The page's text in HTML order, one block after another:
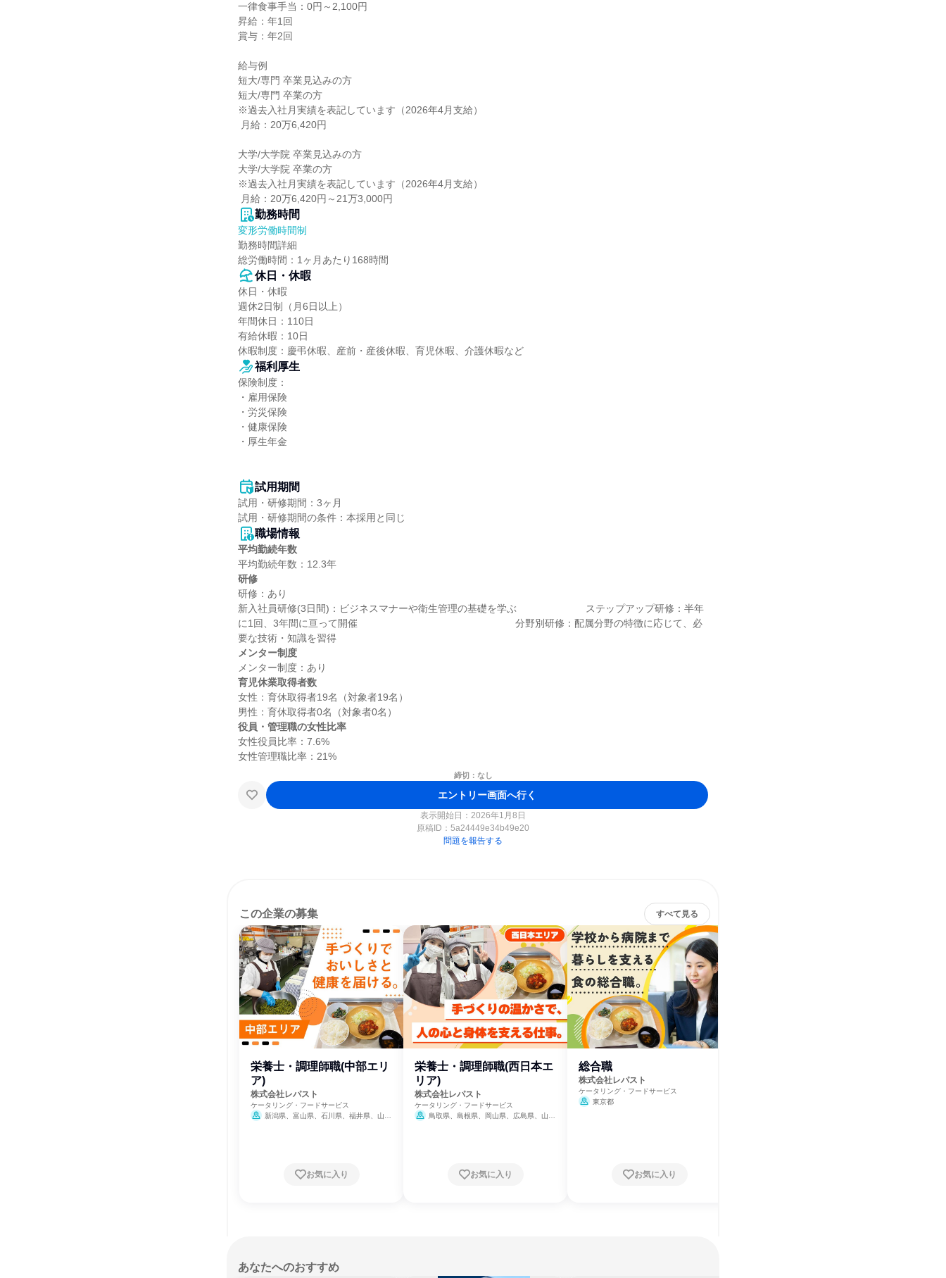
一律食事手当：0円～2,100円
昇給：年1回
賞与：年2回
給与例
短大/専門 卒業見込みの方
短大/専門 卒業の方
※過去入社月実績を表記しています（2026年4月支給）
大学/大学院 卒業見込みの方
大学/大学院 卒業の方
※過去入社月実績を表記しています（2026年4月支給）
月給：20万6,420円～21万3,000円
勤務時間
変形労働時間制
勤務時間詳細
総労働時間：1ヶ月あたり168時間
休日・休暇
休日・休暇
週休2日制（月6日以上）
年間休日：110日
有給休暇：10日
休暇制度：慶弔休暇、産前・産後休暇、育児休暇、介護休暇など
福利厚生
保険制度：
・雇用保険
・労災保険
・健康保険
・厚生年金
試用期間
試用・研修期間：3ヶ月
職場情報
平均勤続年数
研修
研修：あり
新入社員研修(3日間)：ビジネスマナーや衛生管理の基礎を学ぶ　　　　　　　ステップアップ研修：半年
に1回、3年間に亘って開催　　　　　　　　　　　　　　　　分野別研修：配属分野の特徴に応じて、必
メンター制度
育児休業取得者数
女性：育休取得者19名（対象者19名）
役員・管理職の女性比率
女性役員比率：7.6%
締切：なし
エントリー画面へ行く
表示開始日：2026年1月8日
原稿ID： 5a24449e34b49e20
問題を報告する
この企業の募集 すべて見る
栄養士・調理師職(中部エリ
ア)
株式会社レパスト
ケータリング・フードサービス
新潟県、富山県、石川県、福井県、山梨
お気に入り
栄養士・調理師職(西日本エ
リア)
株式会社レパスト
ケータリング・フードサービス
鳥取県、島根県、岡山県、広島県、山口
お気に入り
総合職
株式会社レパスト
ケータリング・フードサービス
東京都
お気に入り
あなたへのおすすめ